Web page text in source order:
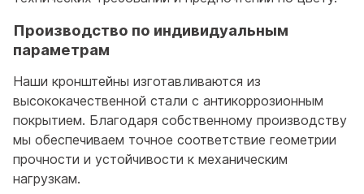
Производство по индивидуальным
параметрам
Наши кронштейны изготавливаются из
высококачественной стали с антикоррозионным
покрытием. Благодаря собственному производству
мы обеспечиваем точное соответствие геометрии
прочности и устойчивости к механическим
нагрузкам.